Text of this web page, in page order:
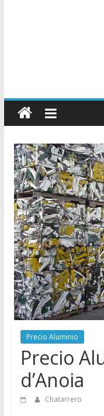
–
Precio
de
Directorio
de
Chatarreros
para
vender
Chatarra
Precio Aluminio
Precio
d’Anoia
Chatarrero